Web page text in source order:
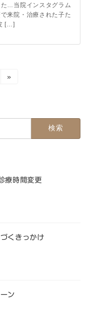
…当院インスタグラム
来院・治療された子た
[…]
»
療時間変更
くきっかけ
ン